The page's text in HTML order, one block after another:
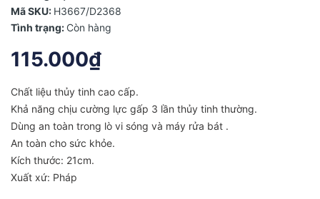
Mã SKU: H3667/D2368
Tình trạng: Còn hàng
115.000₫
Chất liệu thủy tinh cao cấp.
Khả năng chịu cường lực gấp 3 lần thủy tinh thường.
Dùng an toàn trong lò vi sóng và máy rửa bát .
An toàn cho sức khỏe.
Kích thước: 21cm.
Xuất xứ: Pháp